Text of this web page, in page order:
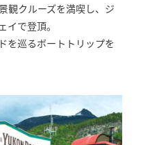
観クルーズを満喫し、ジ
イで登頂。
を巡るボートトリップを